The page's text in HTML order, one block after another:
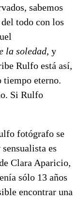
sabemos
todo con los
la soledad, y
Rulfo está así,
tiempo eterno.
Si Rulfo
fotógrafo se
es
Clara Aparicio,
sólo 13 años
encontrar una